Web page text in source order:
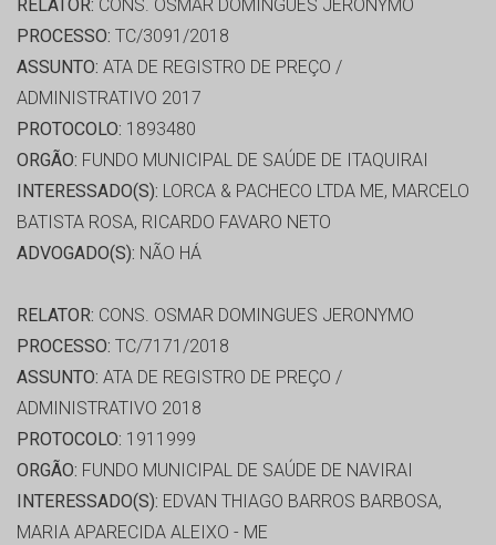
RELATOR: CONS. OSMAR DOMINGUES JERONYMO
PROCESSO: TC/3091/2018
ASSUNTO: ATA DE REGISTRO DE PREÇO /
ADMINISTRATIVO 2017
PROTOCOLO: 1893480
ORGÃO: FUNDO MUNICIPAL DE SAÚDE DE ITAQUIRAI
INTERESSADO(S): LORCA & PACHECO LTDA ME, MARCELO
BATISTA ROSA, RICARDO FAVARO NETO
ADVOGADO(S): NÃO HÁ
RELATOR: CONS. OSMAR DOMINGUES JERONYMO
PROCESSO: TC/7171/2018
ASSUNTO: ATA DE REGISTRO DE PREÇO /
ADMINISTRATIVO 2018
PROTOCOLO: 1911999
ORGÃO: FUNDO MUNICIPAL DE SAÚDE DE NAVIRAI
INTERESSADO(S): EDVAN THIAGO BARROS BARBOSA,
MARIA APARECIDA ALEIXO - ME